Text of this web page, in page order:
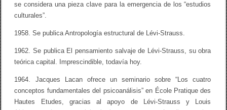
se considera una pieza clave para la emergencia de los “estudios
culturales”.
1958. Se publica Antropología estructural de Lévi-Strauss.
1962. Se publica El pensamiento salvaje de Lévi-Strauss, su obra
teórica capital. Imprescindible, todavía hoy.
1964. Jacques Lacan ofrece un seminario sobre “Los cuatro
conceptos fundamentales del psicoanálisis” en École Pratique des
Hautes Etudes, gracias al apoyo de Lévi-Strauss y Louis